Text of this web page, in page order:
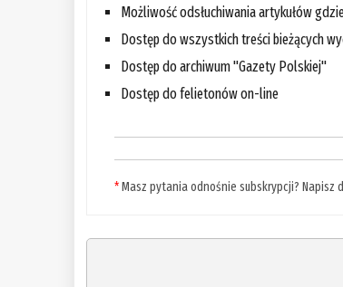
Możliwość odsłuchiwania artykułów
Dostęp do wszystkich treści bieżących
Dostęp do archiwum "Gazety Polskiej"
Dostęp do felietonów on-line
*Masz pytania odnośnie subskrypcji? Napisz